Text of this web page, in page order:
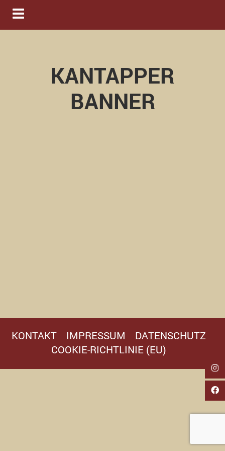
Navigation ein-/ausblenden
KANTAPPER
BANNER
KONTAKT IMPRESSUM
DATENSCHUTZ
COOKIE-RICHTLINIE (EU)